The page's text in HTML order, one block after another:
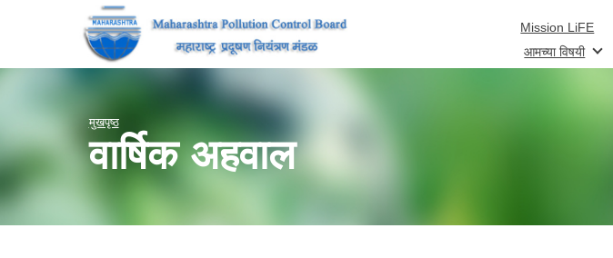
Mission LiFE
आमच्या विषयी
मुखपृष्ठ
वार्षिक अहवाल